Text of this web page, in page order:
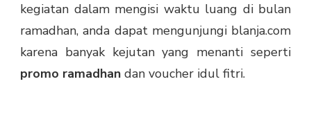
kegiatan dalam mengisi waktu luang di bulan
ramadhan, anda dapat mengunjungi blanja.com
karena banyak kejutan yang menanti seperti
promo ramadhan dan voucher idul fitri.